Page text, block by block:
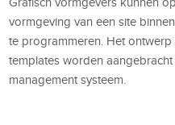
vormgeving van een site
te programmeren. Het
templates worden
management systeem.